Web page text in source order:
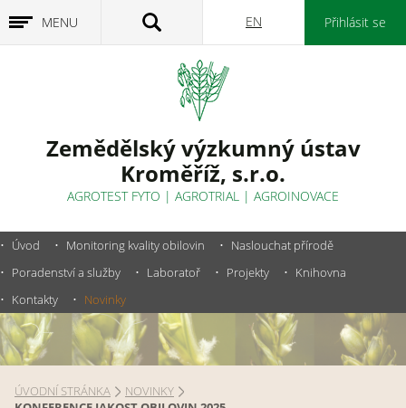
MENU
Zemědělský výzkumný ústav
Kroměříž, s.r.o.
AGROTEST FYTO | AGROTRIAL | AGROINOVACE
EN Přihlásit se
Úvod Monitoring kvality obilovin
Naslouchat přírodě
Poradenství a služby
Laboratoř Projekty
Knihovna
Kontakty
Novinky
ÚVODNÍ STRÁNKA
NOVINKY